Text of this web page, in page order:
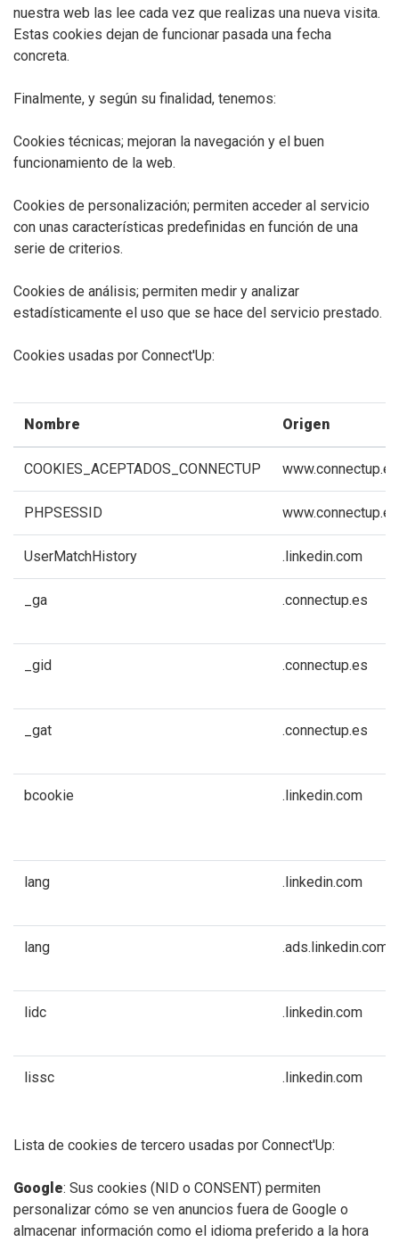
nuestra web las lee cada vez que realizas una nueva visita.
Estas cookies dejan de funcionar pasada una fecha
concreta.
Finalmente, y según su finalidad, tenemos:
Cookies técnicas; mejoran la navegación y el buen
funcionamiento de la web.
Cookies de personalización; permiten acceder al servicio
con unas características predefinidas en función de una
serie de criterios.
Cookies de análisis; permiten medir y analizar
estadísticamente el uso que se hace del servicio prestado.
Cookies usadas por Connect'Up:
Nombre Origen
COOKIES_ACEPTADOS_CONNECTUP www.connectup.es
PHPSESSID www.connectup.es
UserMatchHistory .linkedin.com
_ga .connectup.es
_gid .connectup.es
_gat .connectup.es
bcookie .linkedin.com
lang .linkedin.com
lang .ads.linkedin.com
lidc .linkedin.com
lissc .linkedin.com
Lista de cookies de tercero usadas por Connect'Up:
Google: Sus cookies (NID o CONSENT) permiten
personalizar cómo se ven anuncios fuera de Google o
almacenar información como el idioma preferido a la hora